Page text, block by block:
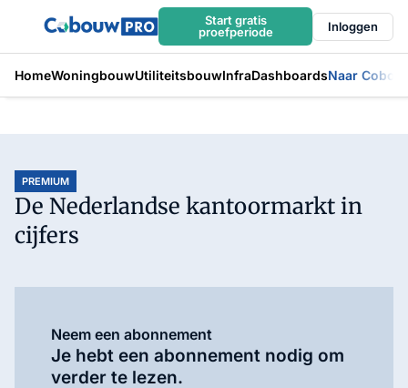
Start gratis
proefperiode
Inloggen
HomeWoningbouwUtiliteitsbouwInfraDashboardsNaar
PREMIUM
De Nederlandse kantoormarkt in
cijfers
Neem een abonnement
Je hebt een abonnement nodig om
verder te lezen.